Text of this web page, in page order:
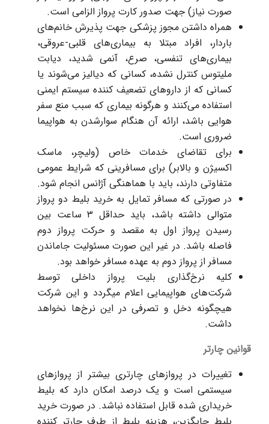
صورت نیاز) جهت صدور کارت پرواز الزامی است.
همراه داشتن مجوز پزشکی جهت پذیرش خانم‌های
باردار، افراد مبتلا به بیماری‌های قلبی-عروقی،
بیماری‌های تنفسی، صرع، آنمی شدید، دیابت
ملیتوس کنترل نشده، کسانی که دیالیز می‌شوند یا
کسانی که از داروهای تضعیف کننده سیستم ایمنی
استفاده می‌کنند و هرگونه بیماری که سبب منع سفر
هوایی باشد، ارائه آن هنگام سوارشدن به هواپیما
ضروری است.
برای تقاضای خدمات خاص (ولیچر، ماسک
اکسیژن و بالابر) برای مسافرینی که شرایط عمومی
متفاوتی دارند، باید با هماهنگی آژانس انجام شود.
در صورتی که مسافر تمایل به خرید بلیط دو پرواز
متوالی داشته باشد، باید حداقل ۳ ساعت بین
رسیدن پرواز اول به مقصد و حرکت پرواز دوم
فاصله باشد. در غیر این صورت مسئولیت جاماندن
مسافر از پرواز دوم به عهده مسافر خواهد بود.
کلیه نرخ‌گذاری بلیت پرواز داخلی توسط
شرکت‌های هواپیمایی اعلام میگردد و این شرکت
هیچگونه دخل و تصرفی در این نرخ‌ها نخواهد
داشت.
قوانین چارتر
تغییرات در پروازهای چارتری بیشتر از پروازهای
سیستمی است و یک درصد امکان دارد که بلیط
خریداری شده قابل استفاده نباشد. در صورت خرید